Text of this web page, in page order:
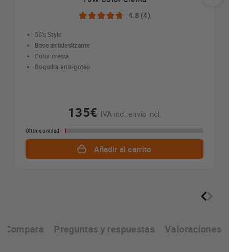
4.8 (4)
50's Style
Base antideslizante
Color crema
Boquilla anti-goteo
135€ IVA incl. envío incl.
Última unidad
Añadir al carrito
Compara Preguntas y respuestas Valoraciones